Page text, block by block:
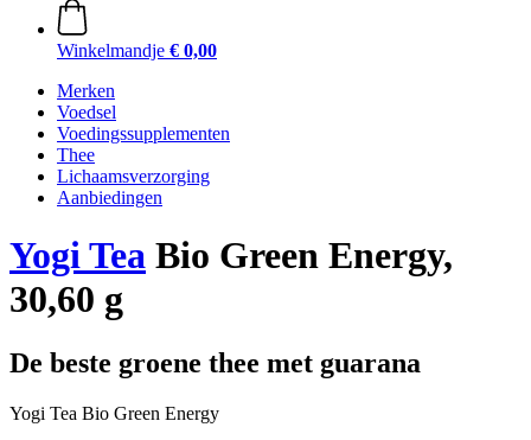
Winkelmandje € 0,00
Merken
Voedsel
Voedingssupplementen
Thee
Lichaamsverzorging
Aanbiedingen
Yogi Tea Bio Green Energy,
30,60 g
De beste groene thee met guarana
Yogi Tea Bio Green Energy